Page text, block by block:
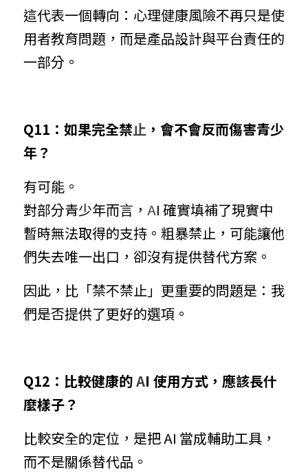
這代表一個轉向：心理健康風險不再只是使
用者教育問題，而是產品設計與平台責任的
一部分。
Q11：如果完全禁止 ，會不會反而傷害青少
年？
有可能。
對部分青少年而言， AI 確實填補了現實中
暫時無法取得的支持。粗暴禁止，可能讓他
們失去唯一出口，卻沒有提供替代方案。
因此，比「禁不禁止」更重要的問題是：我
們是否提供了更好的選項。
Q12：比較健康的 AI 使用方式，應該長什
麼樣子？
比較安全的定位，是把 AI 當成輔助工具，
而不是關係替代品。